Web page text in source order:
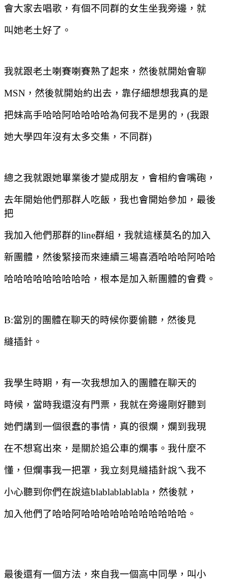
會大家去唱歌，有個不同群的女生坐我旁邊，就
叫她老土好了。
我就跟老土喇賽喇賽熟了起來，然後就開始會聊
MSN ，然後就開始約出去，靠仔細想想我真的是
把妹高手哈哈阿哈哈哈哈為何我不是男的， (我跟
她大學四年沒有太多交集，不同群)
總之我就跟她畢業後才變成朋友，會相約會嘴砲，
去年開始他們那群人吃飯，我也會開始參加，最後
把
我加入他們那群的line群組，我就這樣莫名的加入
新團體，然後緊接而來連續三場喜酒哈哈哈阿哈哈
哈哈哈哈哈哈哈哈哈，根本是加入新團體的會費。
B:當別的團體在聊天的時候你要偷聽，然後見
縫插針。
我學生時期，有一次我想加入的團體在聊天的
時候，當時我還沒有門票，我就在旁邊剛好聽到
她們講到一個很蠢的事情，真的很爛，爛到我現
在不想寫出來，是關於追公車的爛事。我什麼不
懂，但爛事我一把罩，我立刻見縫插針說ㄟ我不
小心聽到你們在說這blablablablabla ，然後就，
加入他們了哈哈阿哈哈哈哈哈哈哈哈哈哈哈。
最後還有一個方法，來自我一個高中同學，叫小